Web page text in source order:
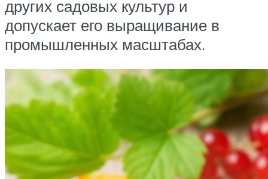
других садовых культур и
допускает его выращивание в
промышленных масштабах.